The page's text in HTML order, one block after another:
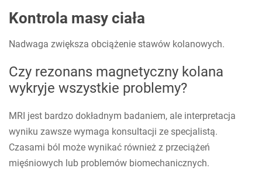
Kontrola masy ciała
Nadwaga zwiększa obciążenie stawów kolanowych.
Czy rezonans magnetyczny kolana
wykryje wszystkie problemy?
MRI jest bardzo dokładnym badaniem, ale interpretacja
wyniku zawsze wymaga konsultacji ze specjalistą.
Czasami ból może wynikać również z przeciążeń
mięśniowych lub problemów biomechanicznych.